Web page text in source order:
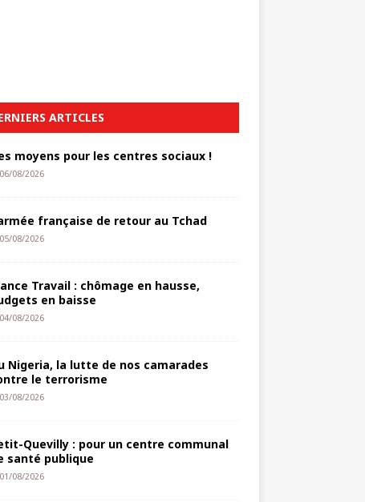
ARTICLES
moyens pour les centres sociaux !
06/08/2026
française de retour au Tchad
05/08/2026
Travail : chômage en hausse,
en baisse
04/08/2026
Nigeria, la lutte de nos camarades
le terrorisme
03/08/2026
Quevilly : pour un centre communal
santé publique
01/08/2026